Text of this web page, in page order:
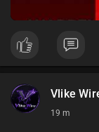
Vlike
19 m